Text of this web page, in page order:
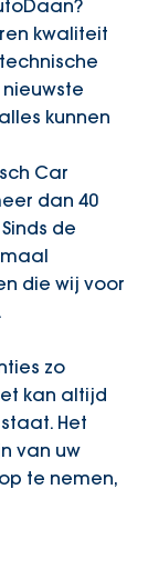
kwaliteit
kunnen
Car
dan 40
de
die wij voor
zo
kan altijd
Het
van uw
te nemen,